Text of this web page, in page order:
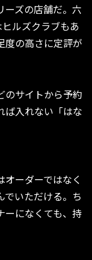
ーズの店舗だ。六
ルズクラブもあ
度の高さに定評が
のサイトから予約
ば入れない「はな
ーダーではなく
いただける。ち
ーになくても、持